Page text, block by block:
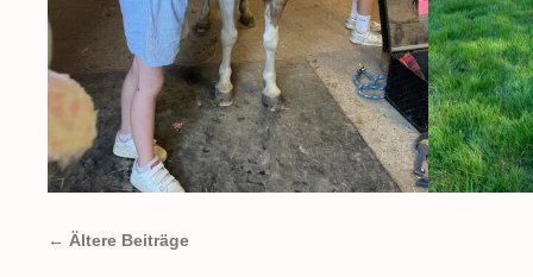
← Ältere Beiträge